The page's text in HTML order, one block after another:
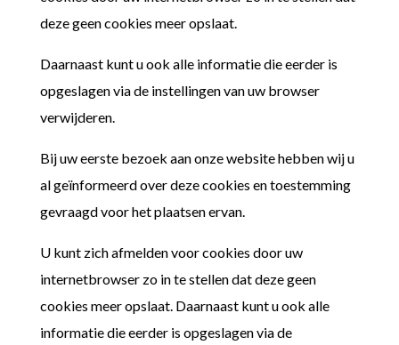
deze geen cookies meer opslaat.
Daarnaast kunt u ook alle informatie die eerder is
opgeslagen via de instellingen van uw browser
verwijderen.
Bij uw eerste bezoek aan onze website hebben wij u
al geïnformeerd over deze cookies en toestemming
gevraagd voor het plaatsen ervan.
U kunt zich afmelden voor cookies door uw
internetbrowser zo in te stellen dat deze geen
cookies meer opslaat. Daarnaast kunt u ook alle
informatie die eerder is opgeslagen via de